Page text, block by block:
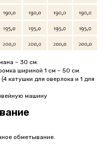
– 30 см.
шириной 1 см – 50 см.
катушки для оверлока и 1 для
машину
обметывание.